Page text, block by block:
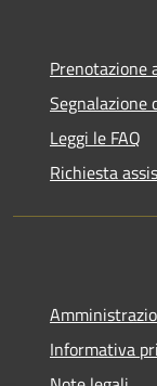
Prenotazione
Segnalazione
Leggi le FAQ
Richiesta
Informativa